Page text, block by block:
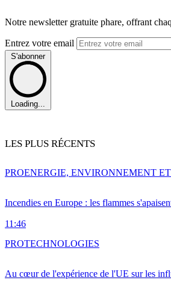
Notre newsletter gratuite phare, offrant
Entrez votre email
S'abonner
Loading...
LES PLUS RÉCENTS
Incendies en Europe : les flammes
11:46
PROENERGIE, ENVIRONNEMENT
Au cœur de l'expérience de l'UE sur les
PROTECHNOLOGIES